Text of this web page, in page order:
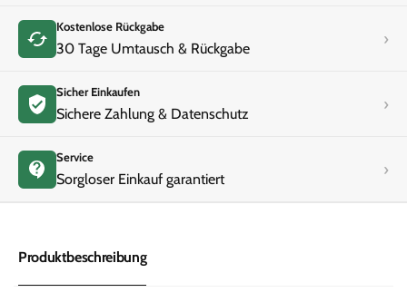
Kostenlose Rückgabe
30 Tage Umtausch & Rückgabe ›
Sicher Einkaufen
Sichere Zahlung & Datenschutz ›
Service
Sorgloser Einkauf garantiert ›
Produktbeschreibung